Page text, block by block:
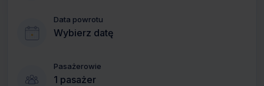
Data powrotu
Wybierz datę
Pasażerowie
1 pasażer